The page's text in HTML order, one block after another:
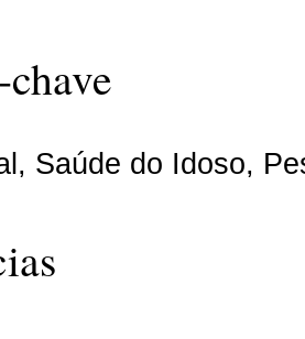
Saúde do Idoso,